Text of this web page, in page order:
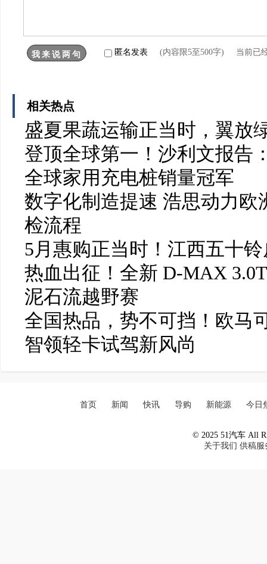
匿名发表 (内容限5至500字) 当前已
相关热点
盛夏果蔬运输正当时，翼放
登顶全球第一！沙利文报告
全球家用充电桩销量冠军
数字化制造提速 浩思动力
检流程
5月惠购正当时！江西五十
热血出征！全新 D-MAX
泥石流越野赛
全国热品，势不可挡！欧马
智领轻卡试驾新风尚
首页 新闻 快讯 导购 新能源 今日
© 2025 51汽车 All
关于我们 供稿服